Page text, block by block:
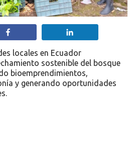
locales en Ecuador
sostenible del bosque
bioemprendimientos,
y generando oportunidades